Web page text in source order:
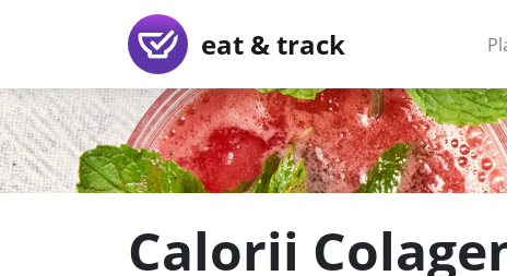
eat & track
Calorii